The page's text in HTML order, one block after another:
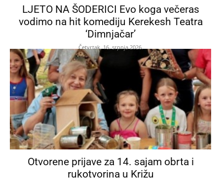
LJETO NA ŠODERICI Evo koga večeras
vodimo na hit komediju Kerekesh Teatra
‘Dimnjačar’
Četvrtak, 16. srpnja 2026.
Otvorene prijave za 14. sajam obrta i
rukotvorina u Križu